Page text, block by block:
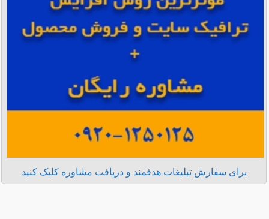
برای سفارش تبلیغات هدفمند و دریافت مشاوره کلیک کنید